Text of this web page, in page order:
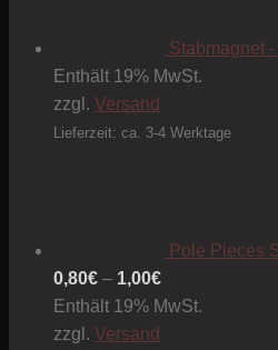
Stabmagnet
Enthält 19% MwSt.
zzgl. Versand
Lieferzeit: ca. 3-4 Werktage
Pole Pieces
0,80€ – 1,00€Preisspanne:
0,80€
Enthält 19% MwSt.
zzgl. Versand